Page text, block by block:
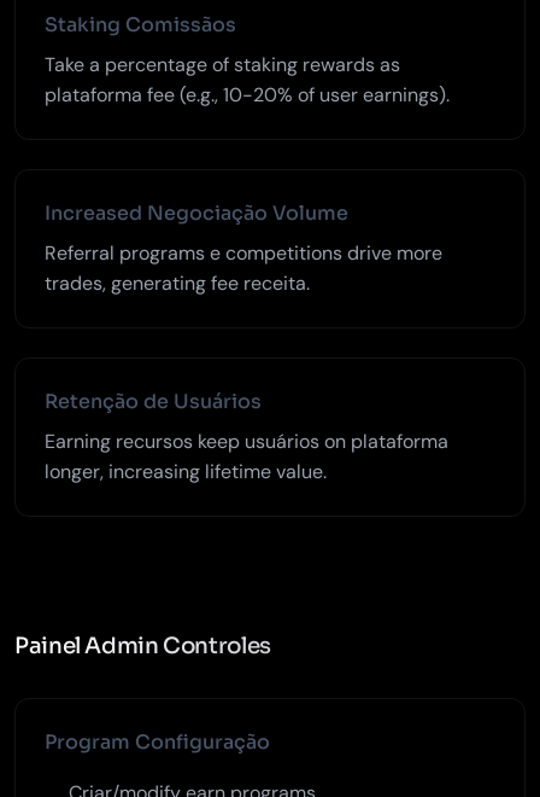
Staking Comissãos
Take a percentage of staking rewards as
plataforma fee (e.g., 10-20% of user earnings).
Increased Negociação Volume
Referral programs e competitions drive more
trades, generating fee receita.
Retenção de Usuários
Earning recursos keep usuários on plataforma
longer, increasing lifetime value.
Painel Admin Controles
Program Configuração